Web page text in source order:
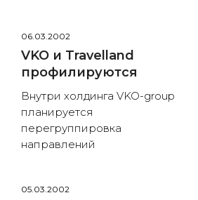
06.03.2002
VKO и Travelland
профилируются
Внутри холдинга VKO-group
планируется
перегруппировка
направлений
05.03.2002